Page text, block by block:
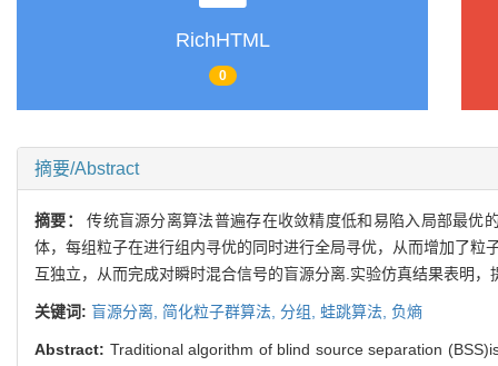
RichHTML
0
摘要/Abstract
摘要：传统盲源分离算法普遍存在收敛精度低和易陷入局部最优
体，每组粒子在进行组内寻优的同时进行全局寻优，从而增加了
互独立，从而完成对瞬时混合信号的盲源分离.实验仿真结果表明
关键词: 盲源分离, 简化粒子群算法, 分组, 蛙跳算法, 负熵
Abstract: Traditional algorithm of blind source separation